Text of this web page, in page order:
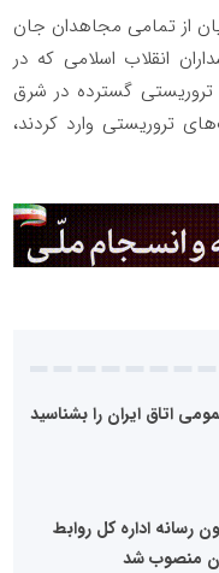
از تمامی مجاهدان جان
انقلاب اسلامی که در
گسترده در شرق
تروریستی وارد کردند،
اتاق ایران را بشناسید
رسانه اداره کل روابط
منصوب شد